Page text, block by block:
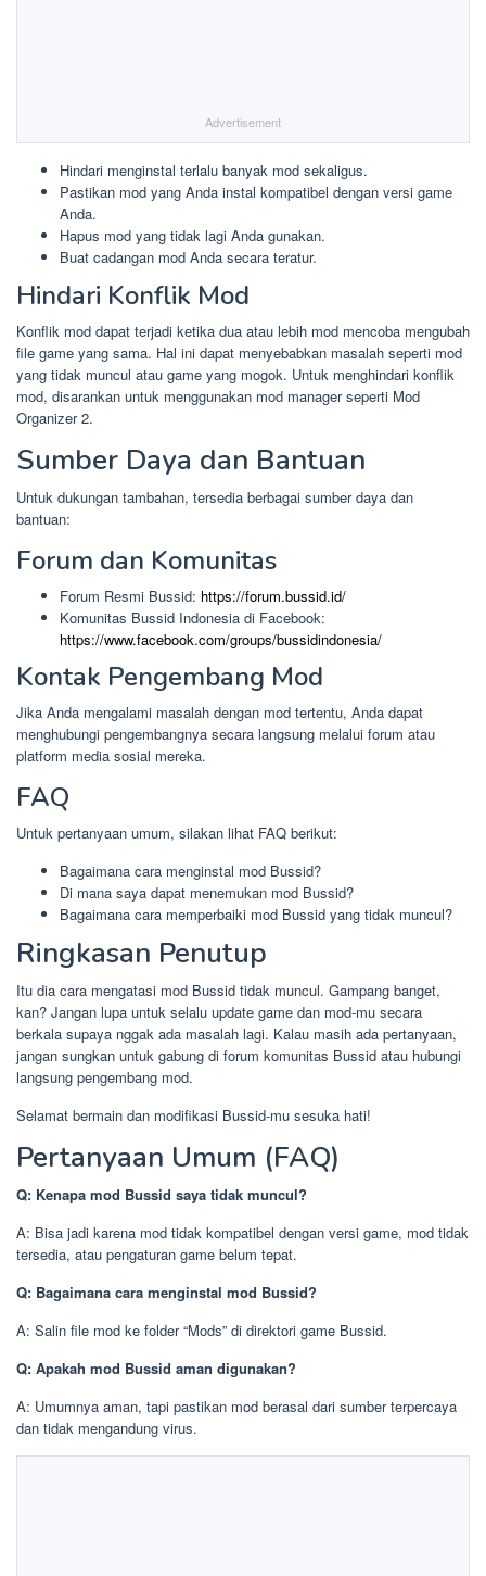
Advertisement
Hindari menginstal terlalu banyak mod sekaligus.
Pastikan mod yang Anda instal kompatibel dengan versi game
Anda.
Hapus mod yang tidak lagi Anda gunakan.
Buat cadangan mod Anda secara teratur.
Hindari Konflik Mod
Konflik mod dapat terjadi ketika dua atau lebih mod mencoba mengubah
file game yang sama. Hal ini dapat menyebabkan masalah seperti mod
yang tidak muncul atau game yang mogok. Untuk menghindari konflik
mod, disarankan untuk menggunakan mod manager seperti Mod
Organizer 2.
Sumber Daya dan Bantuan
Untuk dukungan tambahan, tersedia berbagai sumber daya dan
bantuan:
Forum dan Komunitas
Forum Resmi Bussid: https://forum.bussid.id/
Komunitas Bussid Indonesia di Facebook:
https://www.facebook.com/groups/bussidindonesia/
Kontak Pengembang Mod
Jika Anda mengalami masalah dengan mod tertentu, Anda dapat
menghubungi pengembangnya secara langsung melalui forum atau
platform media sosial mereka.
FAQ
Untuk pertanyaan umum, silakan lihat FAQ berikut:
Bagaimana cara menginstal mod Bussid?
Di mana saya dapat menemukan mod Bussid?
Bagaimana cara memperbaiki mod Bussid yang tidak muncul?
Ringkasan Penutup
Itu dia cara mengatasi mod Bussid tidak muncul. Gampang banget,
kan? Jangan lupa untuk selalu update game dan mod-mu secara
berkala supaya nggak ada masalah lagi. Kalau masih ada pertanyaan,
jangan sungkan untuk gabung di forum komunitas Bussid atau hubungi
langsung pengembang mod.
Selamat bermain dan modifikasi Bussid-mu sesuka hati!
Pertanyaan Umum (FAQ)
Q: Kenapa mod Bussid saya tidak muncul?
A: Bisa jadi karena mod tidak kompatibel dengan versi game, mod tidak
tersedia, atau pengaturan game belum tepat.
Q: Bagaimana cara menginstal mod Bussid?
A: Salin file mod ke folder “Mods” di direktori game Bussid.
Q: Apakah mod Bussid aman digunakan?
A: Umumnya aman, tapi pastikan mod berasal dari sumber terpercaya
dan tidak mengandung virus.